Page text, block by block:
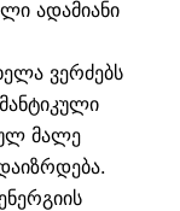
ადამიანი
ვერძებს
მალე
ენერგიის